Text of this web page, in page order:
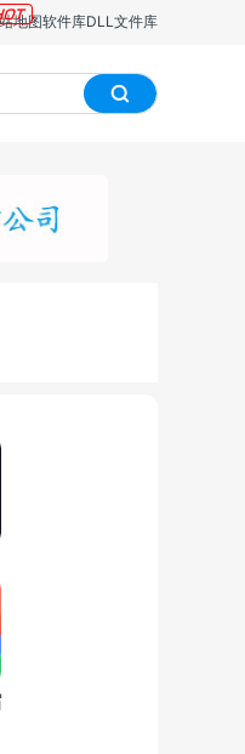
地图软件库DLL文件库